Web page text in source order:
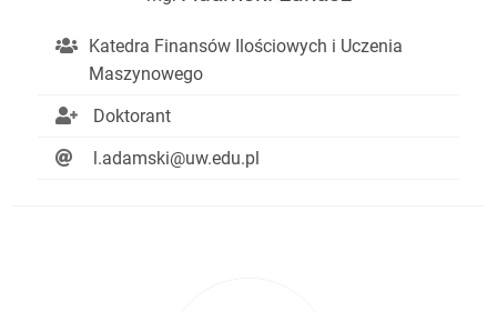
Katedra Finansów Ilościowych i Uczenia
Maszynowego
Doktorant
l.adamski@uw.edu.pl